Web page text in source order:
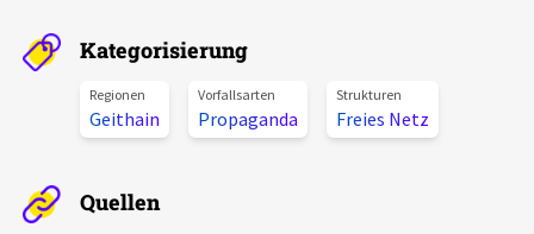
Schlaglichter
Phänomene
Aktuelles
Kategorisierung
Regionen
Geithain
Vorfallsarten
Propaganda
Strukturen
Freies Netz
Quellen